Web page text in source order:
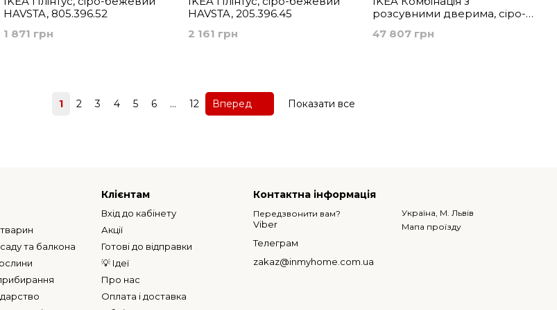
HAVSTA, 805.396.52
1 871 грн
HAVSTA, 205.396.45
2 161 грн
розсувними дверима, сіро-
47 807 грн
1 2 3 4 5 6 ... 12 Вперед Показати все
та балкона
Клієнтам
Вхід до кабінету
Акції
Готові до відправки
💡 Ідеї
Про нас
Оплата і доставка
Контактна інформація
Передзвонити вам?
Viber
Телеграм
zakaz@inmyhome.com.ua
Україна, М. Львів
Мапа проїзду